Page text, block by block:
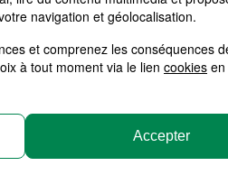
navigation et géolocalisation.
et comprenez les conséquences
à tout moment via le lien cookies
Accepter